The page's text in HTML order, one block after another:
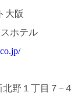
大阪
ホテル
野１丁目７−４